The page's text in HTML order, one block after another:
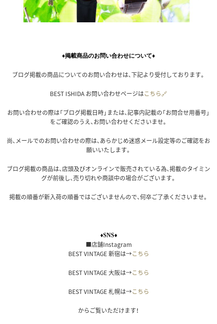
♦掲載商品のお問い合わせについて♦
ブログ掲載の商品についてのお問い合わせは、下記より受付しております。
BEST ISHIDA お問い合わせページはこちら🔗
お問い合わせの際は「ブログ掲載日時」または、記事内記載の「お問合せ用番号」
をご確認のうえ、お問い合わせくださいませ。
尚、メールでのお問い合わせの際は、あらかじめ迷惑メール設定等のご確認をお
願いいたします。
ブログ掲載の商品は、店頭及びオンラインで販売されている為、掲載のタイミン
グが前後し、売り切れや商談中の場合がございます。
掲載の順番が新入荷の順番ではございませんので、何卒ご了承くださいませ。
♦SNS♦
■店舗Instagram
BEST VINTAGE 新宿は→こちら
BEST VINTAGE 大阪は→こちら
BEST VINTAGE 札幌は→こちら
からご覧いただけます！